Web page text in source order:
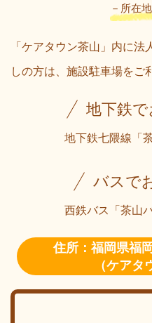
－所在
「ケアタウン茶山」内に
しの方は、施設駐車場をご
地下鉄
地下鉄七隈線「
バスで
西鉄バス「茶山
住所：福岡県福
（ケアタ